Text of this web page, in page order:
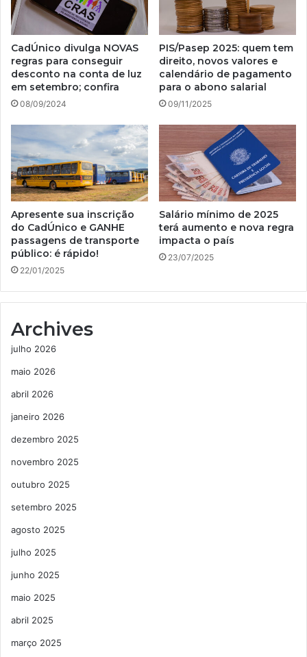
CadÚnico divulga NOVAS
regras para conseguir
desconto na conta de luz
em setembro; confira
08/09/2024
PIS/Pasep 2025: quem tem
direito, novos valores e
calendário de pagamento
para o abono salarial
09/11/2025
Apresente sua inscrição
do CadÚnico e GANHE
passagens de transporte
público: é rápido!
22/01/2025
Salário mínimo de 2025
terá aumento e nova regra
impacta o país
23/07/2025
Archives
julho 2026
maio 2026
abril 2026
janeiro 2026
dezembro 2025
novembro 2025
outubro 2025
setembro 2025
agosto 2025
julho 2025
junho 2025
maio 2025
abril 2025
março 2025